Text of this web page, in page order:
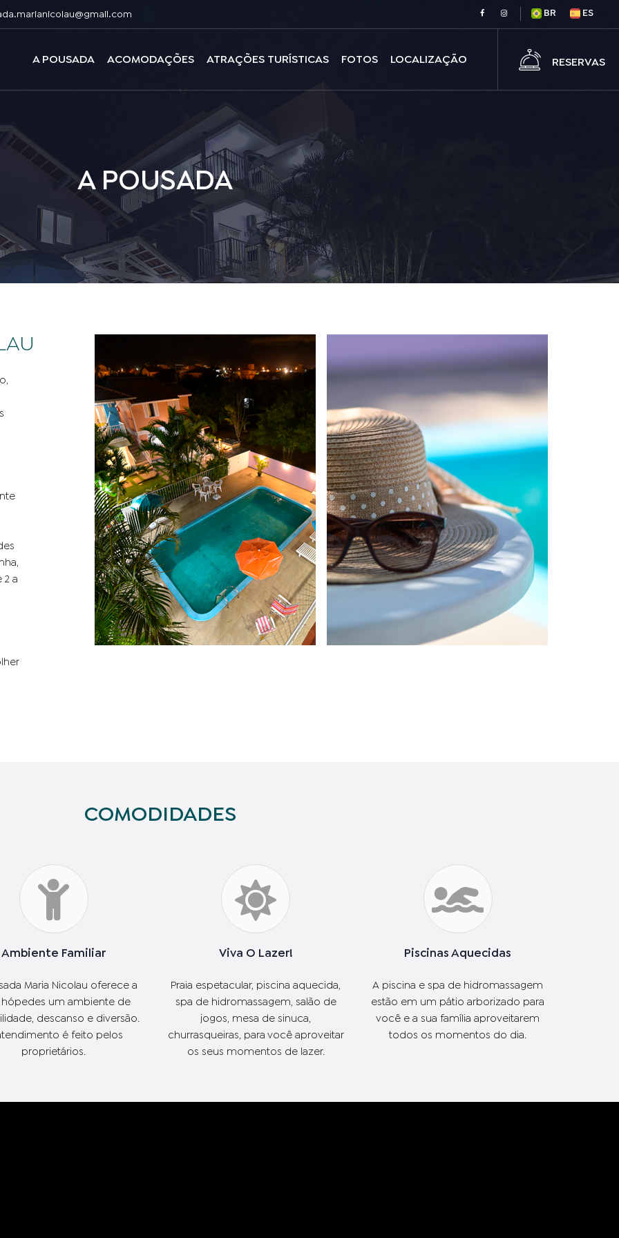
BR ES
RESERVAS
A POUSADA ACOMODAÇÕES ATRAÇÕES TURÍSTICAS FOTOS LOCALIZAÇÃO
A POUSADA
2 a
COMODIDADES
Ambiente Familiar
Maria Nicolau oferece a
hópedes um ambiente de
descanso e diversão.
é feito pelos
proprietários.
Viva O Lazer!
Praia espetacular, piscina aquecida,
spa de hidromassagem, salão de
jogos, mesa de sinuca,
churrasqueiras, para você aproveitar
os seus momentos de lazer.
Piscinas Aquecidas
A piscina e spa de hidromassagem
estão em um pátio arborizado para
você e a sua família aproveitarem
todos os momentos do dia.